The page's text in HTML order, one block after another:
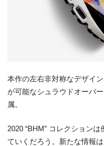
本作の左右非対称なデザイ
が可能なシュラウドオーバ
属。
2020 “BHM” コレクション
ていくだろう。新たな情報